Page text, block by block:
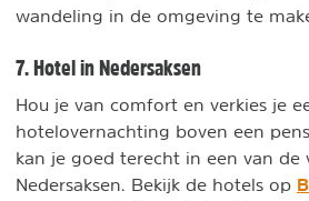
wandeling in de omgeving te
7. Hotel in Nedersaksen
Hou je van comfort en verkies je
hotelovernachting boven een
kan je goed terecht in een van de
Nedersaksen. Bekijk de hotels op